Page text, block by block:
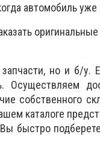
автомобиль
но и б/у.
Осуществляем
собственного
каталоге
Вы быстро